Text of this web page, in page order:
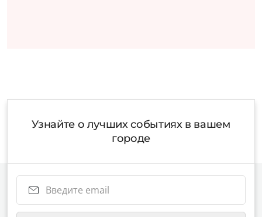
Узнайте о лучших событиях в вашем
городе